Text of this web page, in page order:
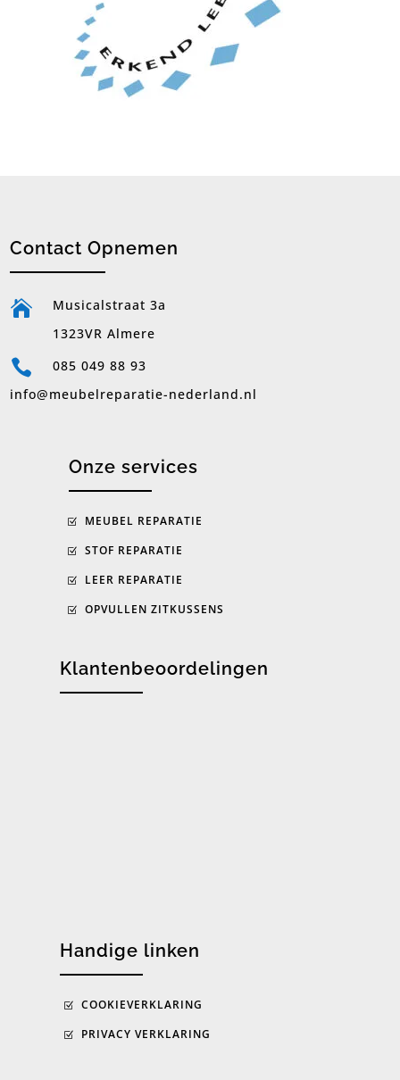
Contact Opnemen

Musicalstraat 3a
1323VR Almere

085 049 88 93
info@meubelreparatie-nederland.nl
Onze services
MEUBEL REPARATIE
STOF REPARATIE
LEER REPARATIE
OPVULLEN ZITKUSSENS
Klantenbeoordelingen
Handige linken
COOKIEVERKLARING
PRIVACY VERKLARING